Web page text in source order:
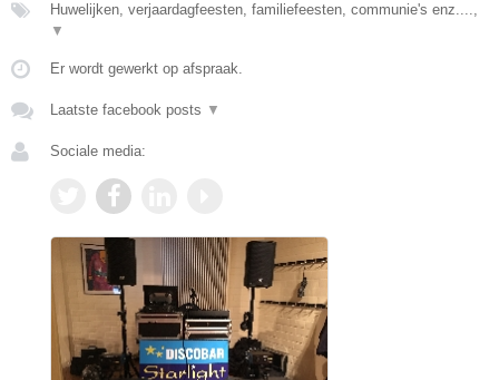
Huwelijken, verjaardagfeesten, familiefeesten, communie's enz....,
▼
Er wordt gewerkt op afspraak.
Laatste facebook posts ▼
Sociale media: